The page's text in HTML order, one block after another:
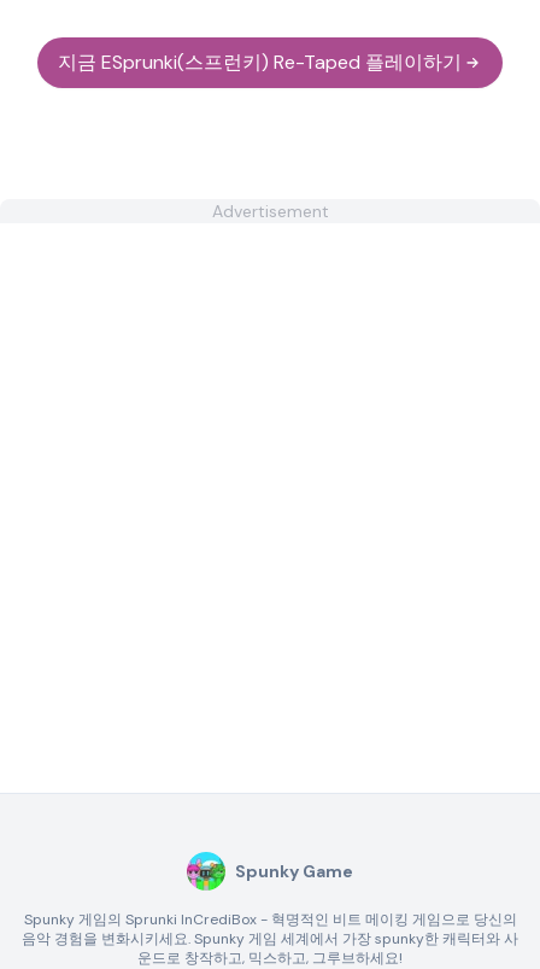
지금 ESprunki(스프런키) Re-Taped 플레이하기
Advertisement
Spunky Game
Spunky 게임의 Sprunki InCrediBox - 혁명적인 비트 메이킹 게임으로 당신의
음악 경험을 변화시키세요. Spunky 게임 세계에서 가장 spunky한 캐릭터와 사
운드로 창작하고, 믹스하고, 그루브하세요!